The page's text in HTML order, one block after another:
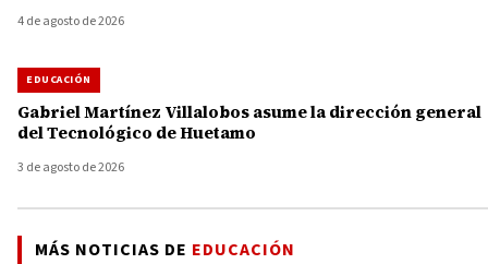
4 de agosto de 2026
EDUCACIÓN
Gabriel Martínez Villalobos asume la dirección general
del Tecnológico de Huetamo
3 de agosto de 2026
MÁS NOTICIAS DE EDUCACIÓN